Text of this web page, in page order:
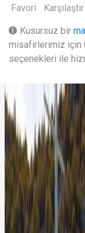
Favori Karşılaştır
Kusursuz bir
misafirlerimiz için
seçenekleri ile